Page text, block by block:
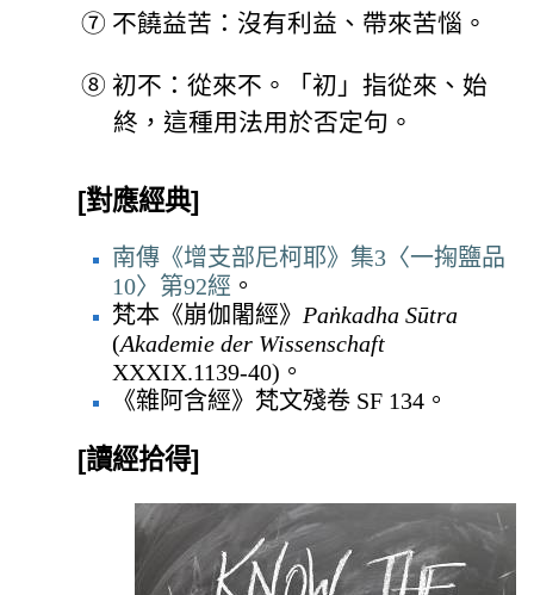
⑦ 不饒益苦：沒有利益、帶來苦惱。
⑧ 初不：從來不。「初」指從來、始
終，這種用法用於否定句。
[對應經典]
南傳《增支部尼柯耶》集3〈一掬鹽品
10〉第92經 。
梵本《崩伽闍經》 Paṅkadha Sūtra
(Akademie der Wissenschaft
XXXIX.1139-40)。
《雜阿含經》梵文殘卷 SF 134。
[讀經拾得]